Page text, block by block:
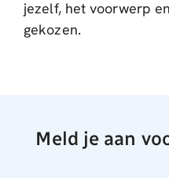
jezelf, het voorwerp
gekozen.
Meld je aan